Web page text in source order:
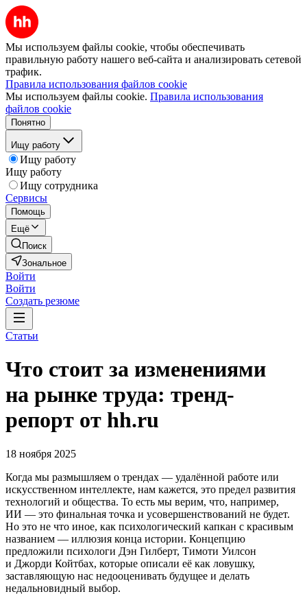
Мы используем файлы cookie, чтобы обеспечивать
правильную работу нашего веб-сайта и анализировать сетевой
трафик.
Правила использования файлов cookie
Мы используем файлы cookie. Правила использования
файлов cookie
Понятно
Ищу работу
Ищу работу
Ищу работу
Ищу сотрудника
Сервисы
Помощь
Ещё
Поиск
Зональное
Войти
Войти
Создать резюме
Статьи
Что стоит за изменениями
на рынке труда: тренд-
репорт от hh.ru
18 ноября 2025
Когда мы размышляем о трендах — удалённой работе или
искусственном интеллекте, нам кажется, это предел развития
технологий и общества. То есть мы верим, что, например,
ИИ — это финальная точка и усовершенствований не будет.
Но это не что иное, как психологический капкан с красивым
названием — иллюзия конца истории. Концепцию
предложили психологи Дэн Гилберт, Тимоти Уилсон
и Джорди Койтбах, которые описали её как ловушку,
заставляющую нас недооценивать будущее и делать
недальновидный выбор.